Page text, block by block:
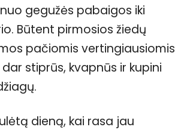
gegužės pabaigos iki
Būtent pirmosios žiedų
pačiomis vertingiausiomis
stiprūs, kvapnūs ir kupini
dieną, kai rasa jau